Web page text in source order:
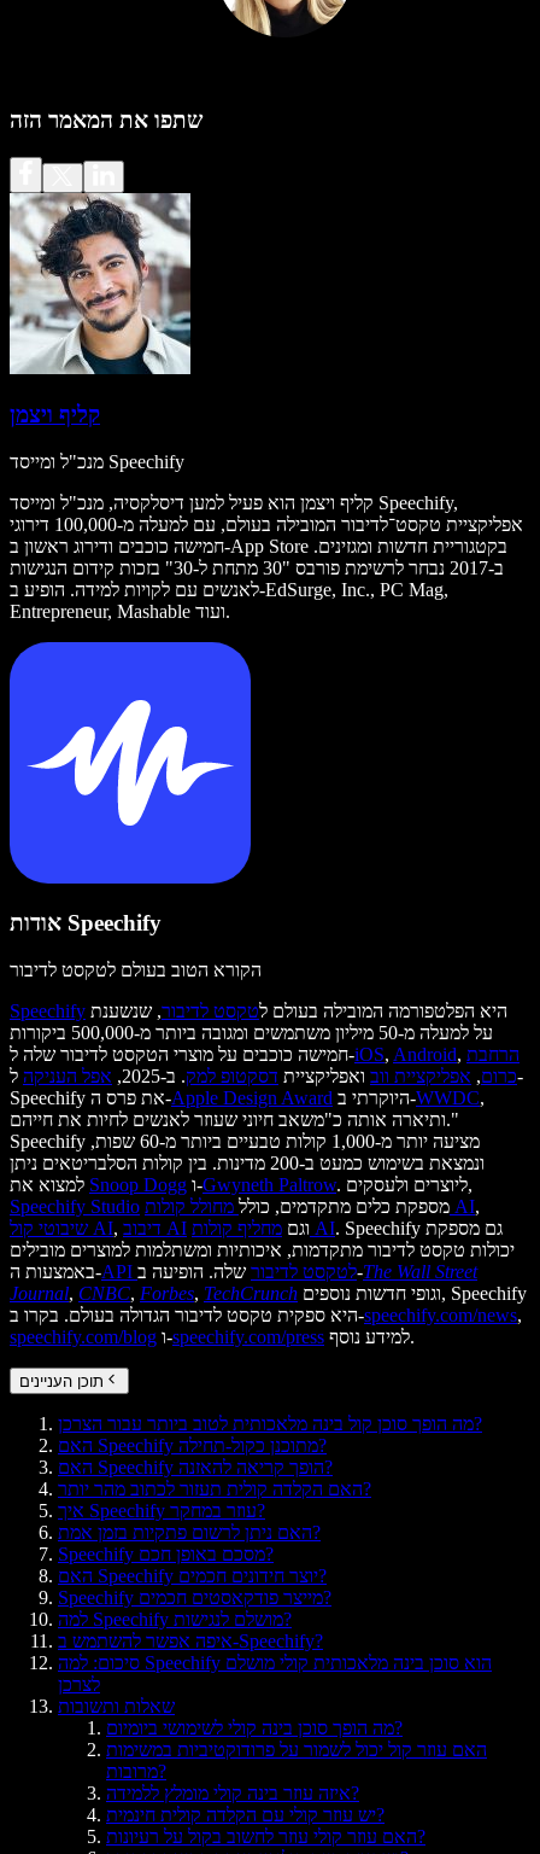
שתפו את המאמר הזה
קליף ויצמן
מנכ"ל ומייסד Speechify
קליף ויצמן הוא פעיל למען דיסלקסיה, מנכ"ל ומייסד Speechify,
אפליקציית טקסט־לדיבור המובילה בעולם, עם למעלה מ-100,000 דירוגי
חמישה כוכבים ודירוג ראשון ב-App Store בקטגוריית חדשות ומגזינים.
ב-2017 נבחר לרשימת פורבס "30 מתחת ל-30" בזכות קידום הנגישות
לאנשים עם לקויות למידה. הופיע ב-EdSurge, Inc., PC Mag,
Entrepreneur, Mashable ועוד.
אודות Speechify
הקורא הטוב בעולם לטקסט לדיבור
Speechify
היא הפלטפורמה המובילה בעולם לטקסט לדיבור, שנשענת
על למעלה מ-50 מיליון משתמשים ומגובה ביותר מ-500,000 ביקורות
חמישה כוכבים על מוצרי הטקסט לדיבור שלה ל-iOS, Android, הרחבת
כרום, אפליקציית ווב ואפליקציית דסקטופ למק. ב-2025, אפל העניקה ל-
Speechify את פרס ה-Apple Design Award היוקרתי ב-WWDC,
ותיארה אותה כ"משאב חיוני שעוזר לאנשים לחיות את חייהם."
Speechify מציעה יותר מ-1,000 קולות טבעיים ביותר מ-60 שפות,
ונמצאת בשימוש כמעט ב-200 מדינות. בין קולות הסלבריטאים ניתן
Snoop Dogg ו-Gwyneth Paltrow
. ליוצרים ולעסקים,
Speechify Studio
מספקת כלים מתקדמים, כולל מחולל קולות AI,
שיבוטי קול AI, דיבוב AI וגם מחליף קולות AI. Speechify גם מספקת
יכולות טקסט לדיבור מתקדמות, איכותיות ומשתלמות למוצרים מובילים
באמצעות ה-
API לטקסט לדיבורשלה. הופיעה ב-The Wall Street
Journal, CNBC, Forbes, TechCrunch
היא ספקית טקסט לדיבור הגדולה בעולם. בקרו ב-speechify.com/news,
speechify.com/blog ו-speechify.com/press למידע נוסף.
תוכן העניינים
מה הופך סוכן קול בינה מלאכותית לטוב ביותר עבור הצרכן?
האם Speechify מתוכנן כקול-תחילה?
האם Speechify הופך קריאה להאזנה?
האם הקלדה קולית תעזור לכתוב מהר יותר?
איך Speechify עוזר במחקר?
האם ניתן לרשום פתקיות בזמן אמת?
Speechify מסכם באופן חכם?
האם Speechify יוצר חידונים חכמים?
Speechify מייצר פודקאסטים חכמים?
למה Speechify מושלם לנגישות?
איפה אפשר להשתמש ב-Speechify?
סיכום: למה Speechify הוא סוכן בינה מלאכותית קולי מושלם
לצרכן
שאלות ותשובות
מה הופך סוכן בינה קולי לשימושי ביומיום?
האם עוזר קול יכול לשמור על פרודוקטיביות במשימות
מרובות?
איזה עוזר בינה קולי מומלץ ללמידה?
יש עוזר קולי עם הקלדה קולית חינמית?
האם עוזר קולי עוזר לחשוב בקול על רעיונות?